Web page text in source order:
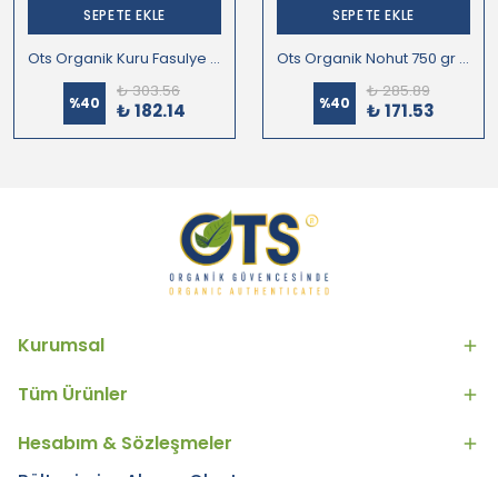
SEPETE EKLE
Ots Organik Kuru Fasulye 750 gr (Organik Sertifikalı, Pestisit Analizli)
%40
₺ 303.56
₺ 182.14
SEPETE EKLE
Ots Organik Nohut 750 gr (Organik Sertifikalı, Pestisit Analizli)
%40
₺ 285.89
₺ 171.53
Kurumsal
Tüm Ürünler
Hesabım & Sözleşmeler